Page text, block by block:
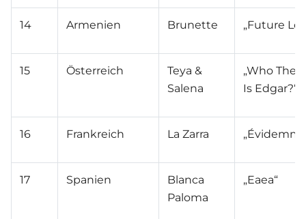
14 Armenien Brunette „Future
15 Österreich
Teya &
Salena
„Who The
Is Edgar?“
16 Frankreich La Zarra
17 Spanien
Blanca
Paloma
„Eaea“